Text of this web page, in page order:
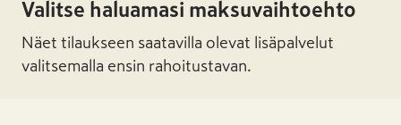
Valitse haluamasi maksuvaihtoehto
Näet tilaukseen saatavilla olevat lisäpalvelut
valitsemalla ensin rahoitustavan.